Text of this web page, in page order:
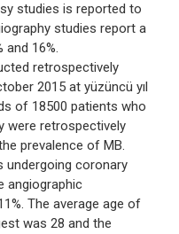
studies is reported to
studies report a
and 16%.
retrospectively
2015 at yüzüncü yıl
of 18500 patients who
were retrospectively
prevalence of MB.
undergoing coronary
angiographic
The average age of
was 28 and the